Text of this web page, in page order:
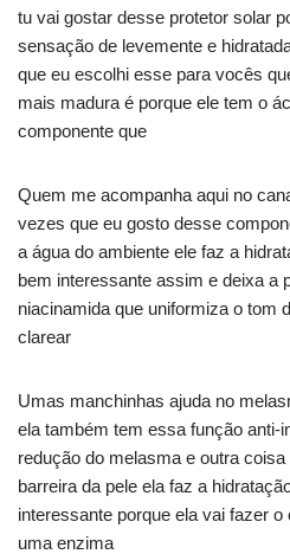
tu vai gostar desse protetor solar
sensação de levemente e
que eu escolhi esse para vocês
mais madura é porque ele tem o
componente que
Quem me acompanha aqui no
vezes que eu gosto desse
a água do ambiente ele faz a
bem interessante assim e deixa a
niacinamida que uniformiza o tom
clarear
Umas manchinhas ajuda no
ela também tem essa função anti-
redução do melasma e outra
barreira da pele ela faz a
interessante porque ela vai fazer
uma enzima